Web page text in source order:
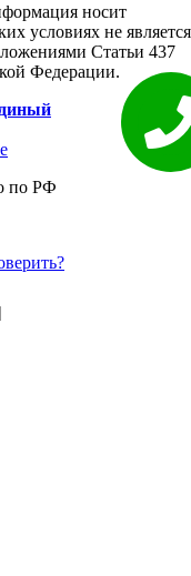
носит
условиях не является
Статьи 437
Федерации.
по РФ